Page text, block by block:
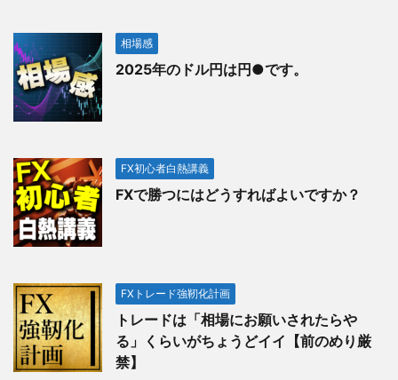
相場感
2025年のドル円は円●です。
FX初心者白熱講義
FXで勝つにはどうすればよいですか？
FXトレード強靭化計画
トレードは「相場にお願いされたらや
る」くらいがちょうどイイ【前のめり厳
禁】